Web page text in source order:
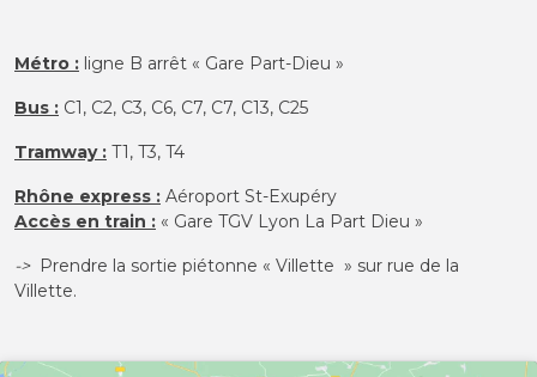
Métro : ligne B arrêt « Gare Part-Dieu »
Bus : C1, C2, C3, C6, C7, C7, C13, C25
Tramway : T1, T3, T4
Rhône express : Aéroport St-Exupéry
Accès en train : « Gare TGV Lyon La Part Dieu »
-> Prendre la sortie piétonne « Villette » sur rue de la
Villette.